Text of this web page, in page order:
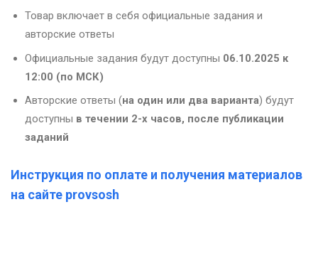
Товар включает в себя официальные задания и
авторские ответы
Официальные задания будут доступны 06.10.2025 к
12:00 (по МСК)
Авторские ответы (на один или два варианта) будут
доступны в течении 2-х часов, после публикации
заданий
Инструкция по оплате и получения материалов
на сайте provsosh